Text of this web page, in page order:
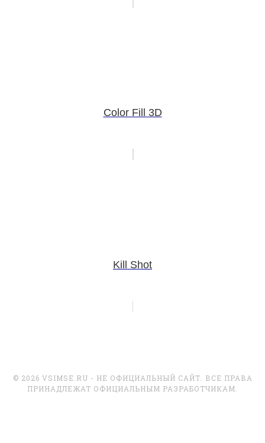
Color Fill 3D
Kill Shot
© 2026 VSIMSE.RU - НЕ ОФИЦИАЛЬНЫЙ САЙТ. ВСЕ ПРАВА
ПРИНАДЛЕЖАТ ОФИЦИАЛЬНЫМ РАЗРАБОТЧИКАМ.